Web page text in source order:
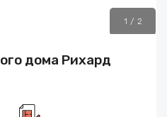
1 / 2
дома Рихард